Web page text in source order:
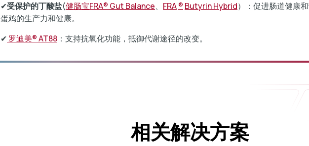
✔受保护的丁酸盐(健肠宝FRA® Gut Balance、 FRA® Butyrin Hybrid）：促进肠道健康
蛋鸡的生产力和健康。
✔ 罗迪美® AT88 ：支持抗氧化功能，抵御代谢途径的改变。
相关解决方案